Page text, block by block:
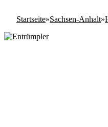
Startseite»Sachsen-Anhalt»